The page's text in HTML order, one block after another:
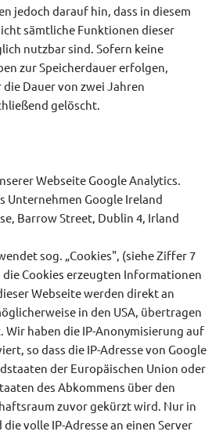
jedoch darauf hin, dass in diesem
sämtliche Funktionen dieser
nutzbar sind. Sofern keine
zur Speicherdauer erfolgen,
Dauer von zwei Jahren
gelöscht.
Webseite Google Analytics.
Unternehmen Google Ireland
Barrow Street, Dublin 4, Irland
sog. „Cookies", (siehe Ziffer 7
die Cookies erzeugten Informationen
Webseite werden direkt an
in den USA, übertragen
Wir haben die IP-Anonymisierung auf
so dass die IP-Adresse von Google
der Europäischen Union oder
des Abkommens über den
zuvor gekürzt wird. Nur in
volle IP-Adresse an einen Server